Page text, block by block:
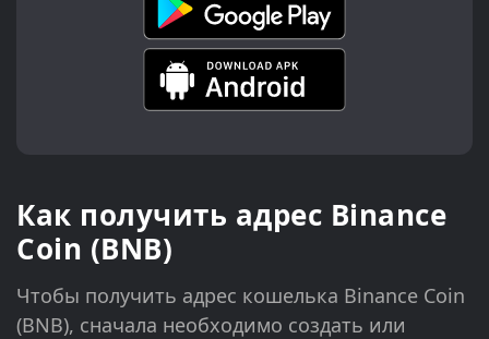
Как получить адрес Binance
Coin (BNB)
Чтобы получить адрес кошелька Binance Coin
(BNB), сначала необходимо создать или